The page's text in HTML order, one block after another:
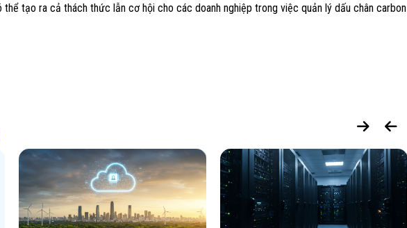
thể tạo ra cả thách thức lẫn cơ hội cho các doanh nghiệp trong việc quản lý dấu chân carbon